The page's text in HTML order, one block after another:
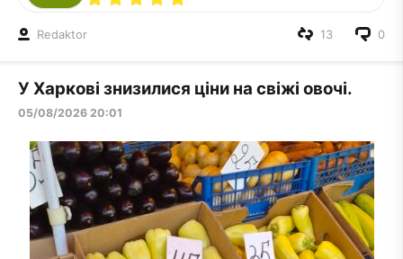
Redaktor 0
13
У Харкові знизилися ціни на свіжі овочі.
05/08/2026 20:01